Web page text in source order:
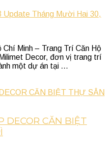
Update Tháng Mười Hai 30,
Chí Minh – Trang Trí Căn Hộ
Decor, đơn vị trang trí
một dự án tại ...
DECOR CĂN BIỆT